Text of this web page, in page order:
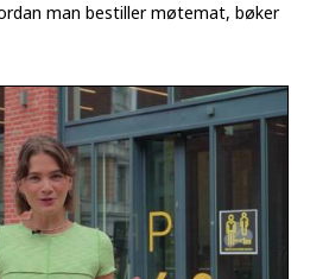
man bestiller møtemat, bøker